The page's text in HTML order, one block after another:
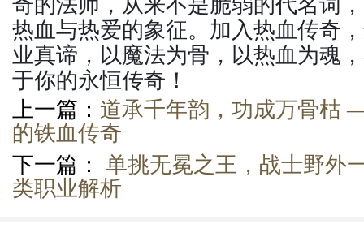
热血与热爱的象征。加入热血传奇
业真谛，以魔法为骨，以热血为魂
于你的永恒传奇！
上一篇： 道承千年韵，功成万骨枯
的铁血传奇
下一篇：
单挑无冕之王，战士野外
类职业解析